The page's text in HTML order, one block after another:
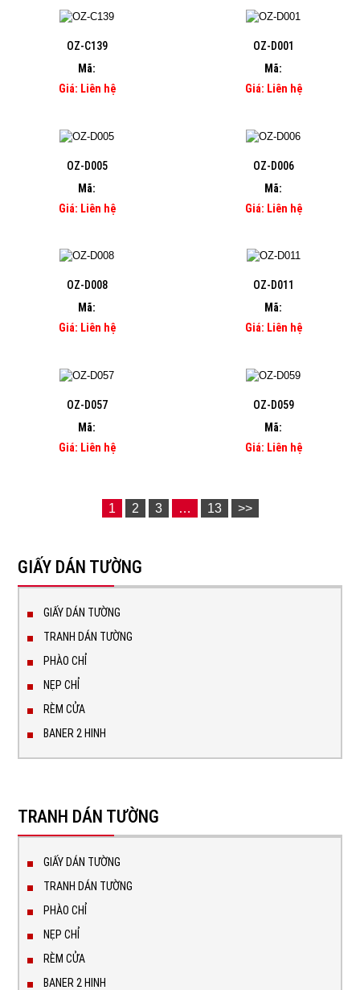
OZ-C139
Mã:
Giá: Liên hệ
OZ-D001
Mã:
Giá: Liên hệ
OZ-D005
Mã:
Giá: Liên hệ
OZ-D006
Mã:
Giá: Liên hệ
OZ-D008
Mã:
Giá: Liên hệ
OZ-D011
Mã:
Giá: Liên hệ
OZ-D057
Mã:
Giá: Liên hệ
OZ-D059
Mã:
Giá: Liên hệ
1 2 3 … 13 >>
GIẤY DÁN TƯỜNG
GIẤY DÁN TƯỜNG
TRANH DÁN TƯỜNG
PHÀO CHỈ
NẸP CHỈ
RÈM CỬA
BANER 2 HINH
TRANH DÁN TƯỜNG
GIẤY DÁN TƯỜNG
TRANH DÁN TƯỜNG
PHÀO CHỈ
NẸP CHỈ
RÈM CỬA
BANER 2 HINH